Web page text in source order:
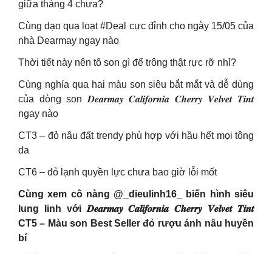
giữa tháng 4 chưa?
Cùng dạo qua loạt #Deal cực đỉnh cho ngày 15/05 của
nhà Dearmay ngay nào
Thời tiết này nên tô son gì để trông thật rực rỡ nhỉ?
Cùng nghía qua hai màu son siêu bắt mắt và dễ dùng
của dòng son 𝑫𝒆𝒂𝒓𝒎𝒂𝒚 𝑪𝒂𝒍𝒊𝒇𝒐𝒓𝒏𝒊𝒂 𝑪𝒉𝒆𝒓𝒓𝒚 𝑽𝒆𝒍𝒗𝒆𝒕 𝑻𝒊𝒏𝒕
ngay nào
CT3 – đỏ nâu đất trendy phù hợp với hầu hết mọi tông
da
CT6 – đỏ lạnh quyền lực chưa bao giờ lỗi mốt
Cùng xem cô nàng @_dieulinh16_ biến hình siêu
lung linh với 𝑫𝒆𝒂𝒓𝒎𝒂𝒚 𝑪𝒂𝒍𝒊𝒇𝒐𝒓𝒏𝒊𝒂 𝑪𝒉𝒆𝒓𝒓𝒚 𝑽𝒆𝒍𝒗𝒆𝒕 𝑻𝒊𝒏𝒕
CT5 – Màu son Best Seller đỏ rượu ánh nâu huyền
bí